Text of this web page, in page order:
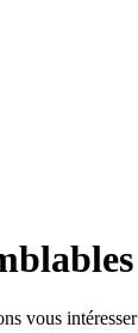
vous intéresser